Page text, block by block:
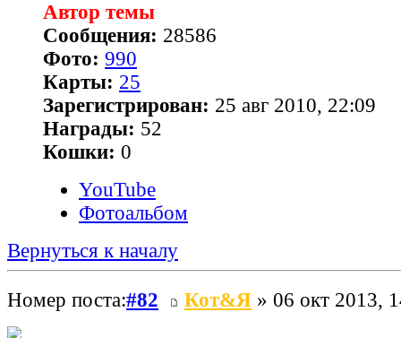
Автор темы
Сообщения: 28586
Фото: 990
Карты: 25
Зарегистрирован: 25 авг 2010, 22:09
Награды: 52
Кошки: 0
YouTube
Фотоальбом
Вернуться к началу
Номер поста:#82 Кот&Я » 06 окт 2013,